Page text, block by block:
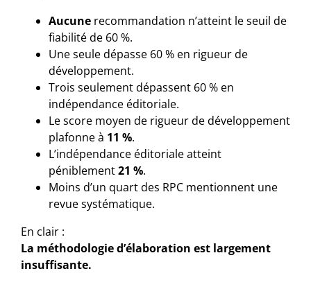
Aucunerecommandation n’atteint le seuil de
fiabilité de 60 %.
Une seule dépasse 60 % en rigueur de
développement.
Trois seulement dépassent 60 % en
indépendance éditoriale.
Le score moyen de rigueur de développement
plafonne à 11 %.
L’indépendance éditoriale atteint
péniblement21 %.
Moins d’un quart des RPC mentionnent une
revue systématique.
En clair :
La méthodologie d’élaboration est largement
insuffisante.